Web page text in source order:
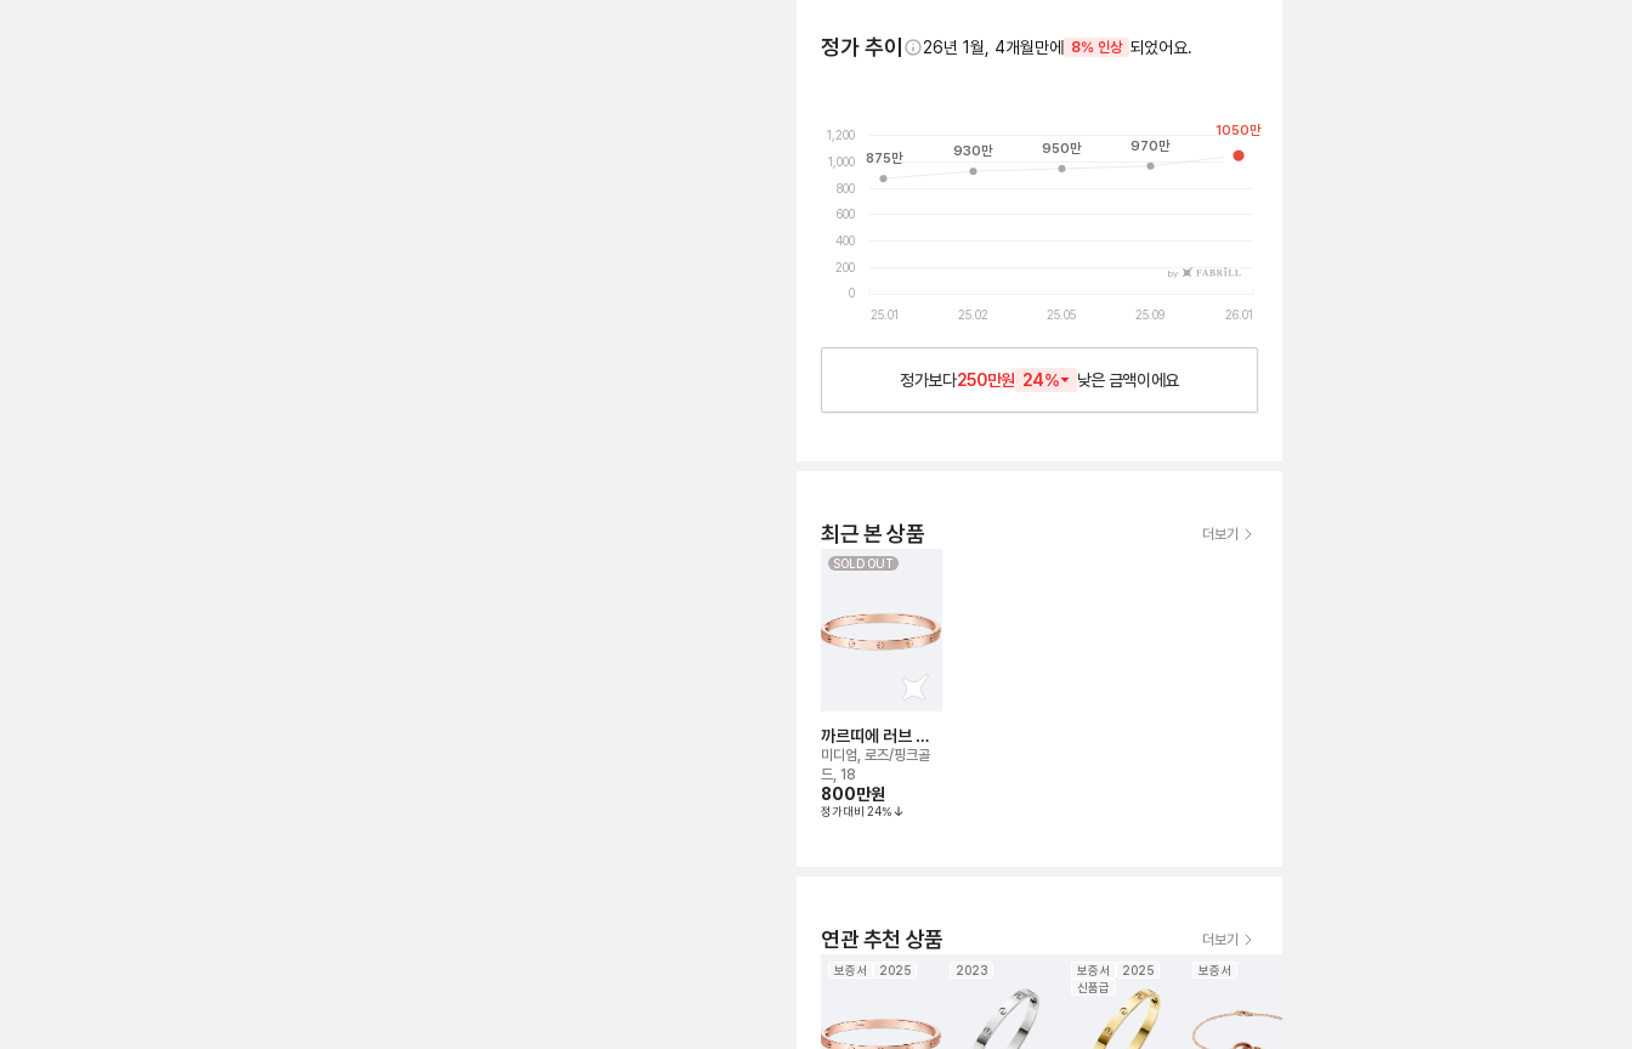
정가 추이 26년 1월, 4개월만에 8% 인상 되었어요.
0
200
400
600
800
1,000
1,200
25.01 25.02 25.05 25.09 26.01
by
875만 930만 950만 970만
1050만
정가보다250만원 24% 낮은금액이에요
최근 본 상품 더보기
SOLD OUT
까르띠에 러브 브
레이슬릿
미디엄, 로즈/핑크골
드, 18
800만원
정가대비 24%
연관 추천 상품 더보기
보증서 2025 2023 보증서
2025
신품급
보증서